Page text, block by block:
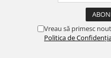
Vreau să primesc
Politica de